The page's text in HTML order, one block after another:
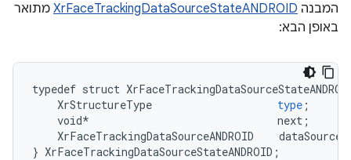
המבנה XrFaceTrackingDataSourceStateANDROID מתואר
באופן הבא:
typedef struct
XrStructureType
type ;
void* next ;
XrFaceTrackingDataSourceANDROID
dataSource
} XrFaceTrackingDataSourceStateANDROID ;